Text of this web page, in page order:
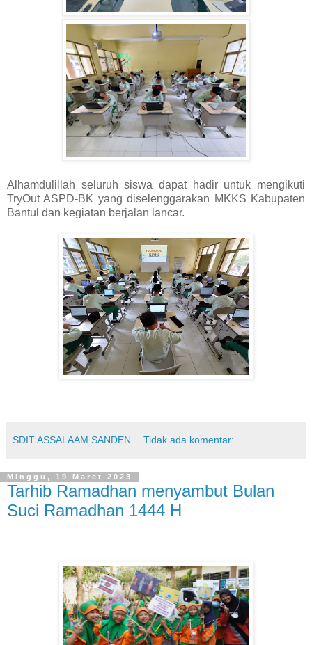
Alhamdulillah seluruh siswa dapat hadir untuk mengikuti
TryOut ASPD-BK yang diselenggarakan MKKS Kabupaten
Bantul dan kegiatan berjalan lancar.
SDIT ASSALAAM SANDEN Tidak ada komentar:
Minggu, 19 Maret 2023
Tarhib Ramadhan menyambut Bulan
Suci Ramadhan 1444 H